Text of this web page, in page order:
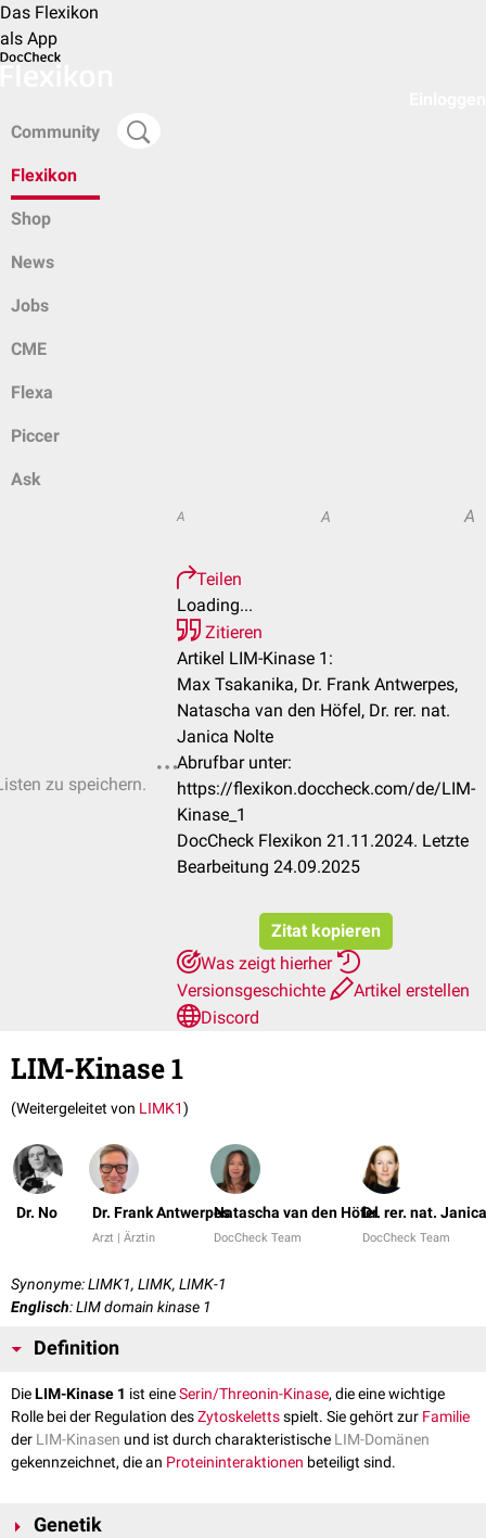
Das Flexikon
als App
Community
Flexikon
Shop
News
Jobs
CME
Flexa
Piccer
Ask
zu speichern.
A A A
Teilen
Loading...
Zitieren
Artikel LIM-Kinase 1:
Max Tsakanika, Dr. Frank Antwerpes,
Natascha van den Höfel, Dr. rer. nat.
Janica Nolte
Abrufbar unter:
https://flexikon.doccheck.com/de/LIM-
Kinase_1
DocCheck Flexikon 21.11.2024. Letzte
Bearbeitung 24.09.2025
Zitat kopieren
Was zeigt hierher
Versionsgeschichte
Artikel erstellen
Discord
LIM-Kinase 1
(Weitergeleitet von LIMK1)
Dr. No Dr. Frank Antwerpes
Arzt | Ärztin
Natascha van den Höfel
DocCheck Team
Dr. rer. nat.
DocCheck Team
Synonyme: LIMK1, LIMK, LIMK-1
Englisch: LIM domain kinase 1
Definition
DieLIM-Kinase 1 ist eineSerin/Threonin-Kinase, die eine wichtige
Rolle bei der Regulation desZytoskelettsspielt. Sie gehört zur Familie
der LIM-Kinasen und ist durch charakteristische LIM-Domänen
gekennzeichnet, die an Proteininteraktionen beteiligt sind.
Genetik